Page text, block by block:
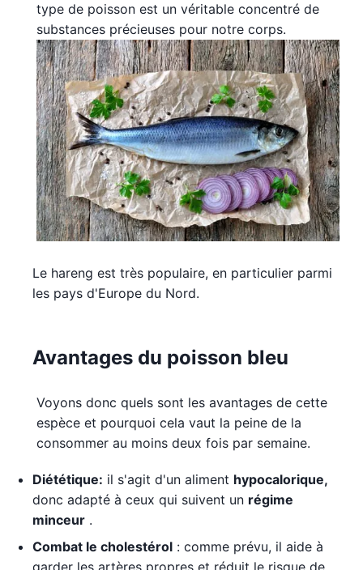
type de poisson est un véritable concentré de
substances précieuses pour notre corps.
Le hareng est très populaire, en particulier parmi
les pays d'Europe du Nord.
Avantages du poisson bleu
Voyons donc quels sont les avantages de cette
espèce et pourquoi cela vaut la peine de la
consommer au moins deux fois par semaine.
Diététique: il s'agit d'un aliment hypocalorique,
donc adapté à ceux qui suivent un régime
minceur .
Combat le cholestérol : comme prévu, il aide à
garder les artères propres et réduit le risque de